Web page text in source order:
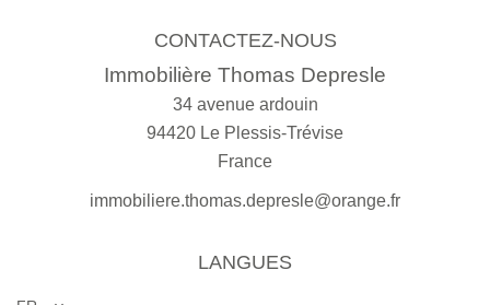
CONTACTEZ-NOUS
Immobilière Thomas Depresle
34 avenue ardouin
94420 Le Plessis-Trévise
France
immobiliere.thomas.depresle@orange.fr
LANGUES